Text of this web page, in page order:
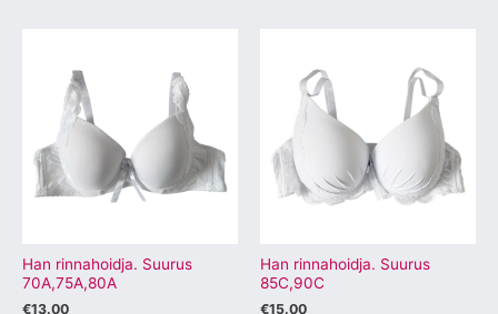
Han rinnahoidja. Suurus
70A,75A,80A
€13.00
tootel
on
mitu
varianti.
Valikuid
tootelehel.
Han rinnahoidja. Suurus
85C,90C
€15.00
tootel
on
mitu
varianti.
Valikuid
saab
tootelehel.